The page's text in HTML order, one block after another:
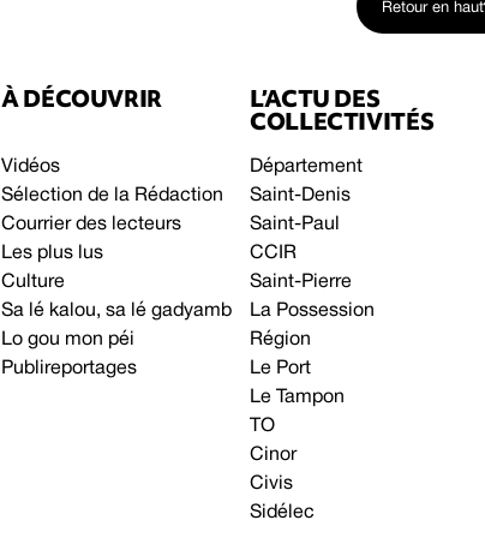
Retour en haut
À DÉCOUVRIR
Vidéos
Sélection de la Rédaction
Courrier des lecteurs
Les plus lus
Culture
Sa lé kalou, sa lé gadyamb
Lo gou mon péi
Publireportages
L’ACTU DES
COLLECTIVITÉS
Département
Saint-Denis
Saint-Paul
CCIR
Saint-Pierre
La Possession
Région
Le Port
Le Tampon
TO
Cinor
Civis
Sidélec